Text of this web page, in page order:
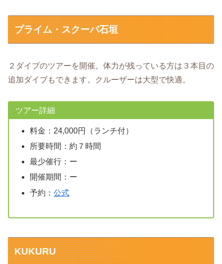
プライム・スクーバ石垣
２ダイブのツアーを開催。体力が残っている方は３本目の
追加ダイブもできます。クルーザーは大型で快適。
ツアー詳細
料金：24,000円（ランチ付）
所要時間：約７時間
最少催行：ー
開催期間：ー
予約： 公式
KUKURU